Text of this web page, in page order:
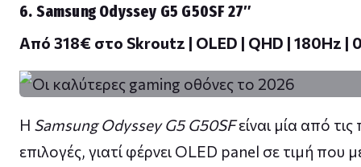
6. Samsung Odyssey G5 G50SF 27″
Από 318€ στο Skroutz | OLED | QHD | 180Hz |
Η Samsung Odyssey G5 G50SFείναι μία από
επιλογές, γιατί φέρνει OLED panel σε τιμή